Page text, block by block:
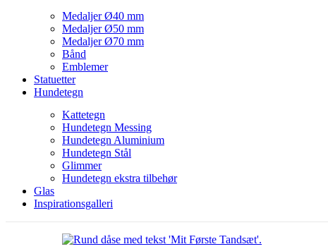
Medaljer Ø40 mm
Medaljer Ø50 mm
Medaljer Ø70 mm
Bånd
Emblemer
Statuetter
Hundetegn
Kattetegn
Hundetegn Messing
Hundetegn Aluminium
Hundetegn Stål
Glimmer
Hundetegn ekstra tilbehør
Glas
Inspirationsgalleri